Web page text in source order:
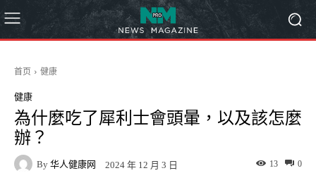
首页 健康
健康
為什麼吃了犀利士會頭暈，以及該怎麼
辦？
By 华人健康网 2024 年 12 月 3 日 0
13